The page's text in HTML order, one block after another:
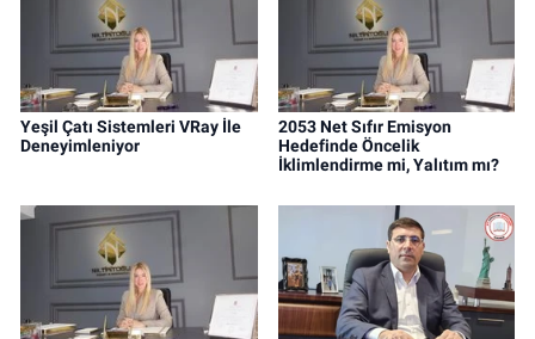
Yeşil Çatı Sistemleri VRay İle
Deneyimleniyor
2053 Net Sıfır Emisyon
Hedefinde Öncelik
İklimlendirme mi, Yalıtım mı?